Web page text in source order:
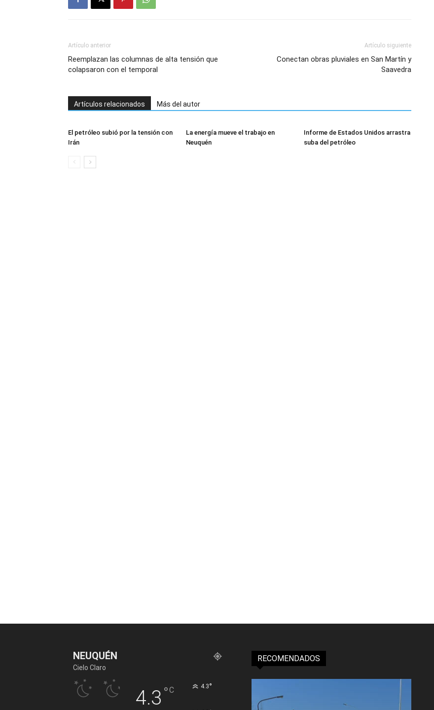
Artículo anterior
Reemplazan las columnas de alta tensión que
colapsaron con el temporal
Artículo siguiente
Conectan obras pluviales en San Martín y
Saavedra
Artículos relacionados Más del autor
El petróleo subió por la tensión con
Irán
La energía mueve el trabajo en
Neuquén
Informe de Estados Unidos arrastra
suba del petróleo
NEUQUÉN
Cielo Claro
4.3 °C 4.3°
RECOMENDADOS